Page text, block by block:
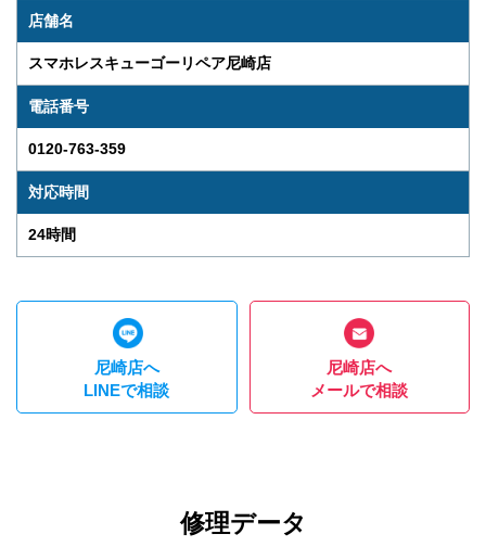
店舗名
スマホレスキューゴーリペア尼崎店
電話番号
0120-763-359
対応時間
24時間
尼崎店へ
LINEで相談
尼崎店へ
メールで相談
修理データ